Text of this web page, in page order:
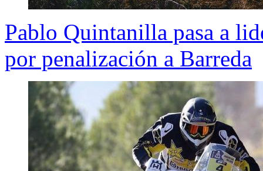
Pablo Quintanilla pasa a
por penalización a Barreda